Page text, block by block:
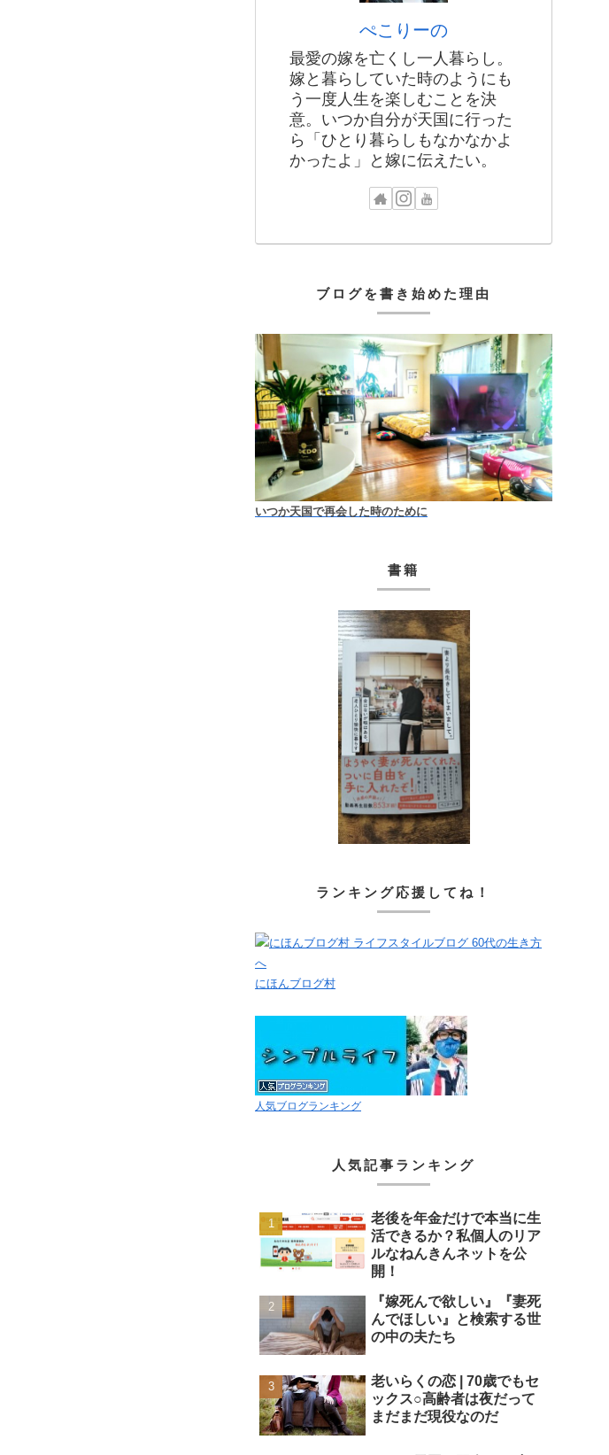
ぺこりーの
最愛の嫁を亡くし一人暮らし。
嫁と暮らしていた時のようにも
う一度人生を楽しむことを決
意。いつか自分が天国に行った
ら「ひとり暮らしもなかなかよ
かったよ」と嫁に伝えたい。
ブログを書き始めた理由
いつか天国で再会した時のために
書籍
ランキング応援してね！
にほんブログ村
人気ブログランキング
人気記事ランキング
老後を年金だけで本当に生
活できるか？私個人のリア
ルなねんきんネットを公
開！
『嫁死んで欲しい』『妻死
んでほしい』と検索する世
の中の夫たち
老いらくの恋 | 70歳でもセ
ックス○高齢者は夜だって
まだまだ現役なのだ